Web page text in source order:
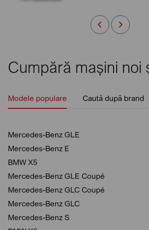
Cumpără mașini noi
Modele populare Caută după brand
Mercedes-Benz GLE
Mercedes-Benz E
BMW X5
Mercedes-Benz GLE Coupé
Mercedes-Benz GLC Coupé
Mercedes-Benz GLC
Mercedes-Benz S